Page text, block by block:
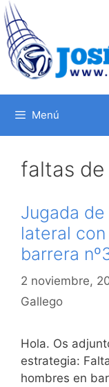
Saltar
al
contenido
Menú
faltas
Jugada
lateral
barrera
2 noviembre,
Gallego
Hola. Os
estrategia:
hombres en